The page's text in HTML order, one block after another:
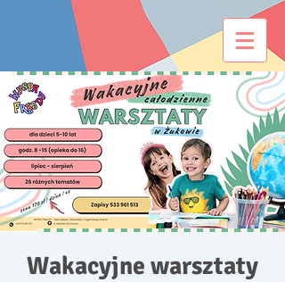
Wakacyjne warsztaty